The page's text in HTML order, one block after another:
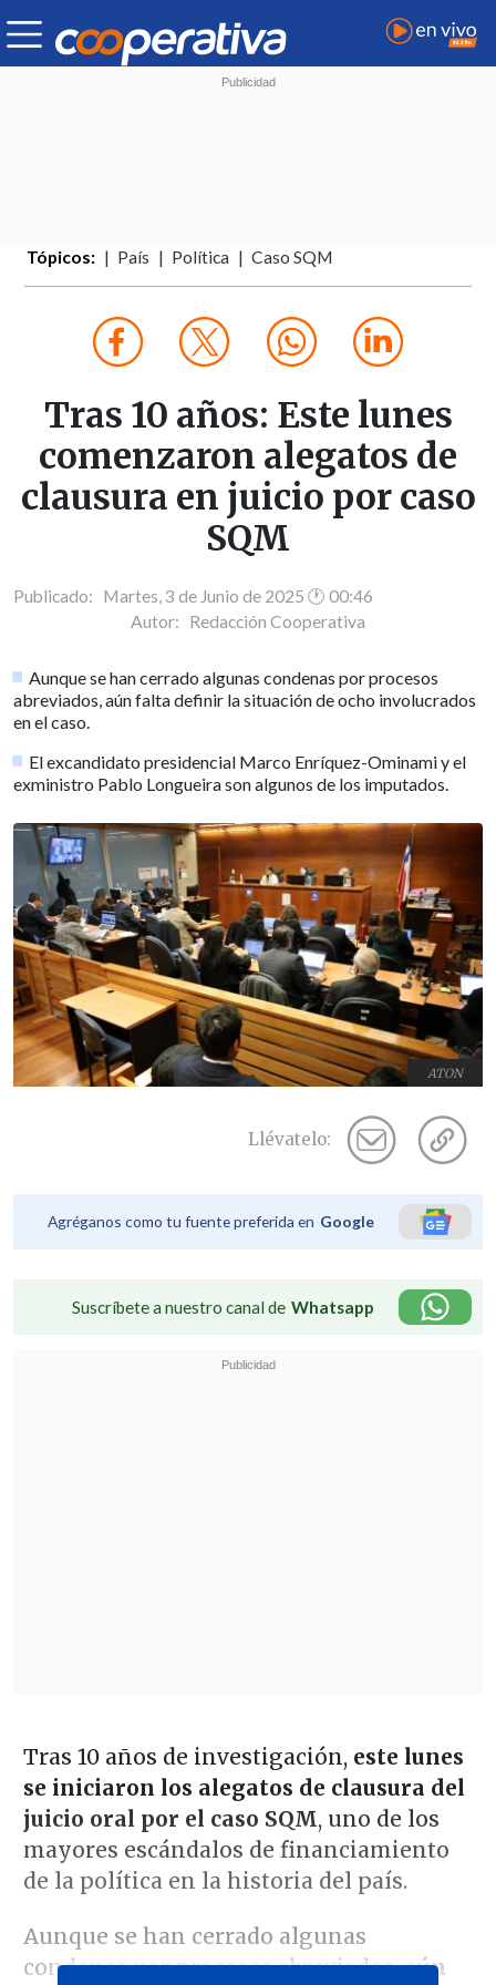
Tópicos: País Política Caso SQM
Tras 10 años: Este lunes
comenzaron alegatos de
clausura en juicio por caso
SQM
Publicado: Martes, 3 de Junio de 2025 🕐 00:46
Autor: Redacción Cooperativa
Aunque se han cerrado algunas condenas por procesos
abreviados, aún falta definir la situación de ocho involucrados
en el caso.
El excandidato presidencial Marco Enríquez-Ominami y el
exministro Pablo Longueira son algunos de los imputados.
ATON
Llévatelo:
Agréganos como tu fuente preferida en Google
Suscríbete a nuestro canal de Whatsapp
Tras 10 años de investigación,este lunes
se iniciaron los alegatos de clausura del
juicio oral por el caso SQM, uno de los
mayores escándalos de financiamiento
de la política en la historia del país.
Aunque se han cerrado algunas
condenas por procesos abreviados,aún